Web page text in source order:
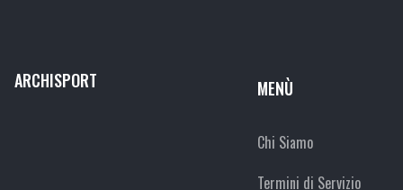
ARCHISPORT MENÙ
Chi Siamo
Termini di Servizio